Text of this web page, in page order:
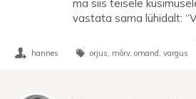
ma siis teisele
vastata sama lühidalt:
hannes orjus mõrv omand vargus